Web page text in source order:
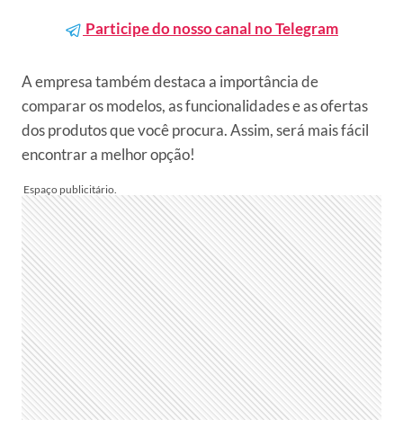
Participe do nosso canal no Telegram
A empresa também destaca a importância de
comparar os modelos, as funcionalidades e as ofertas
dos produtos que você procura. Assim, será mais fácil
encontrar a melhor opção!